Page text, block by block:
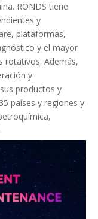
RONDS tiene
y
plataformas,
y el mayor
rotativos. Además,
y
productos y
países y regiones y